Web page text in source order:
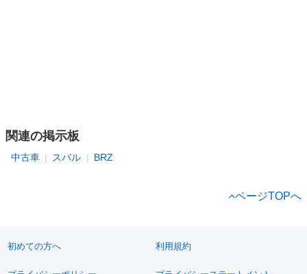
関連の掲示板
中古車 スバル BRZ
ページTOPへ
初めての方へ 利用規約